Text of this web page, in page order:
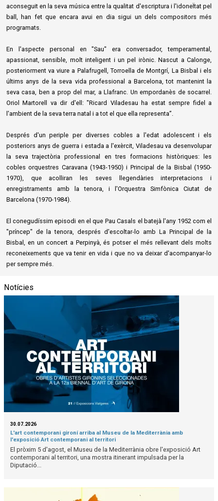
aconseguit en la seva música entre la qualitat d'escriptura i l'idoneÏtat pel
ball, han fet que encara avui en dia sigui un dels compositors més
programats.
En l'aspecte personal en "Sau" era conversador, temperamental,
apassionat, sensible, molt inteligent i un pel irònic. Nascut a Calonge,
posteriorment va viure a Palafrugell, Torroella de Montgrí, La Bisbal i els
últims anys de la seva vida professional a Barcelona, tot mantenint la
seva casa, ben a prop del mar, a Llafranc. Un empordanès de socarrel.
Oriol Martorell va dir d'ell: "Ricard Viladesau ha estat sempre fidel a
l'ambient de la seva terra natal i a tot el que ella representa”.
Després d'un periple per diverses cobles a l'edat adolescent i els
posteriors anys de guerra i estada a l'exèrcit, Viladesau va desenvolupar
la seva trajectòria professional en tres formacions històriques: les
cobles orquestres Caravana (1943-1950) i Principal de la Bisbal (1950-
1970), que acolliran les seves llegendàries interpretacions i
enregistraments amb la tenora, i l'Orquestra Simfònica Ciutat de
Barcelona (1970-1984).
El conegudíssim episodi en el que Pau Casals el batejà l'any 1952 com el
"príncep" de la tenora, després d'escoltar-lo amb La Principal de la
Bisbal, en un concert a Perpinyà, és potser el més rellevant dels molts
reconeixements que va tenir en vida i que no va deixar d'acompanyar-lo
per sempre més.
Notícies
30.07.2026
L'art contemporani gironí arriba al Museu de la Mediterrània amb
l'exposició Art contemporani al territori
El pròxim 5 d'agost, el Museu de la Mediterrània obre l'exposició Art
contemporani al territori, una mostra itinerant impulsada per la
Diputació...